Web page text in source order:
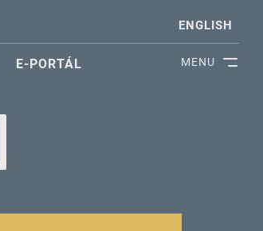
MENU
ENGLISH
E-PORTÁL